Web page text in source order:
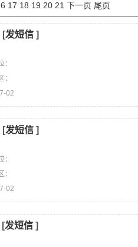
找企业 工业园区 越南省市
17 18 19 20 21 下一页 尾页
[发短信 ]
：
：
02
[发短信 ]
：
：
02
[发短信 ]